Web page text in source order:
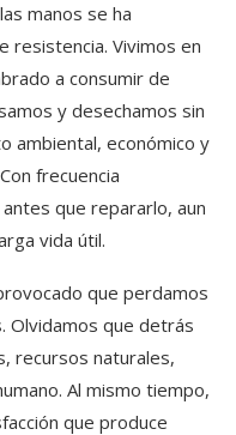
manos se ha
resistencia. Vivimos en
a consumir de
y desechamos sin
ambiental, económico y
frecuencia
que repararlo, aun
vida útil.
que perdamos
Olvidamos que detrás
recursos naturales,
Al mismo tiempo,
que produce